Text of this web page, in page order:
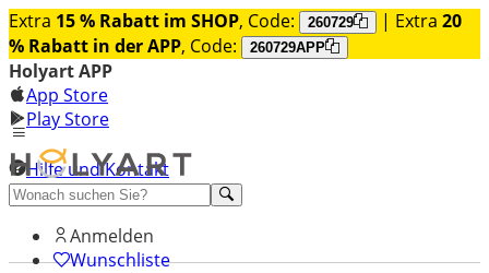
Extra 15 % Rabatt im SHOP, Code: 260729 | Extra 20
% Rabatt in der APP, Code: 260729APP
Holyart APP
App Store
Play Store
Hilfe und Kontakt
Entdecken Sie Premium
Anmelden
Wunschliste